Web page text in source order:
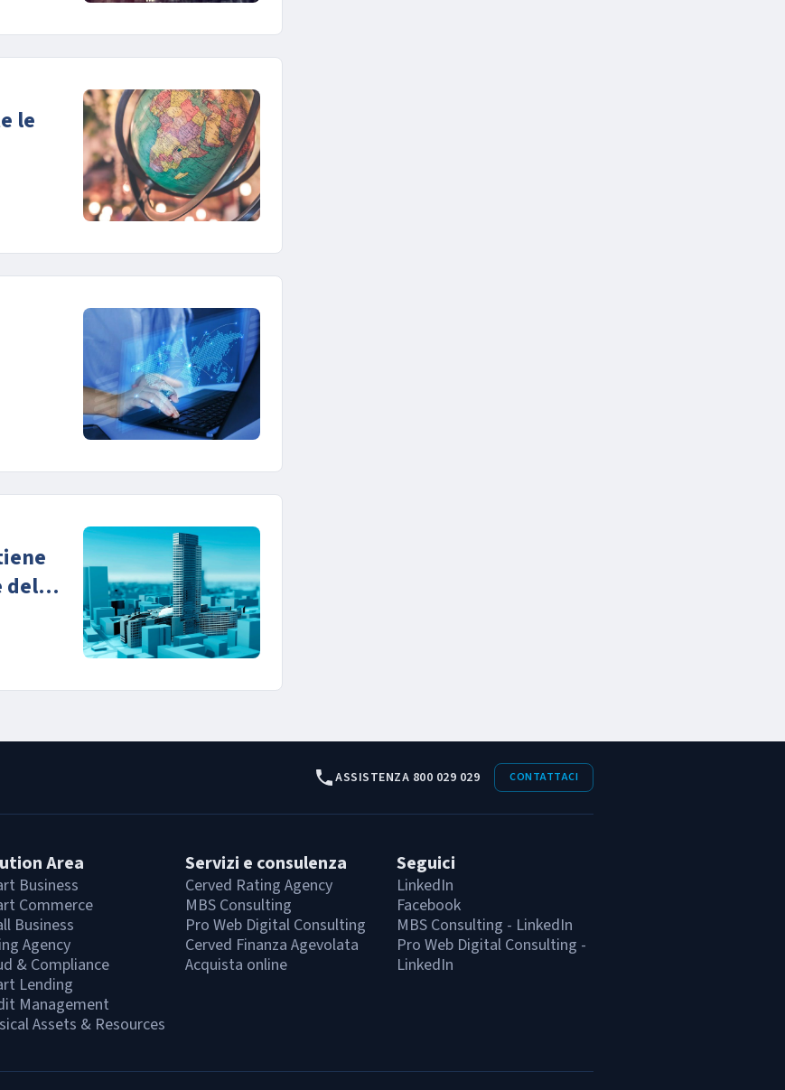
le
delle
ASSISTENZA 800 029 029 CONTATTACI
Area
Business
Commerce
Business
Agency
& Compliance
Lending
Management
Assets & Resources
Servizi e consulenza
Cerved Rating Agency
MBS Consulting
Pro Web Digital Consulting
Cerved Finanza Agevolata
Acquista online
Seguici
LinkedIn
Facebook
MBS Consulting - LinkedIn
Pro Web Digital Consulting -
LinkedIn